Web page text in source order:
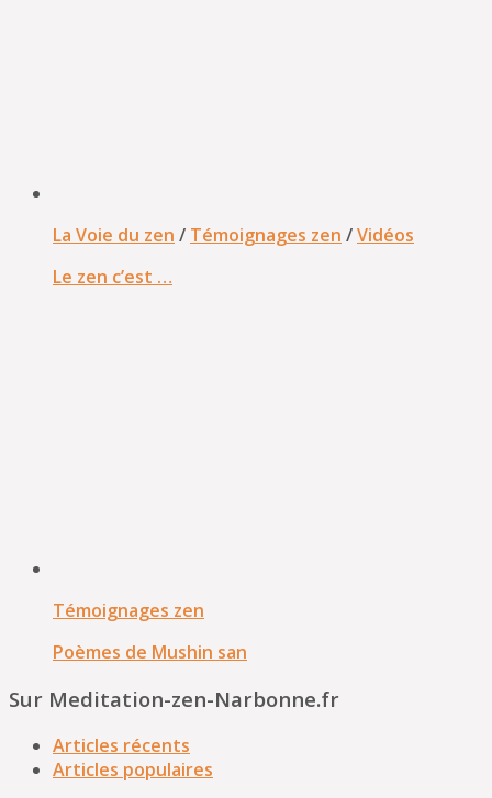
La Voie du zen / Témoignages zen /Vidéos
Le zen c’est …
Témoignages zen
Poèmes de Mushin san
Sur Meditation-zen-Narbonne.fr
Articles récents
Articles populaires